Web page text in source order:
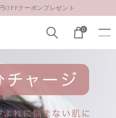
合わせと商品配送に関しまして
OFFクーポンプレゼント
0
ペーン